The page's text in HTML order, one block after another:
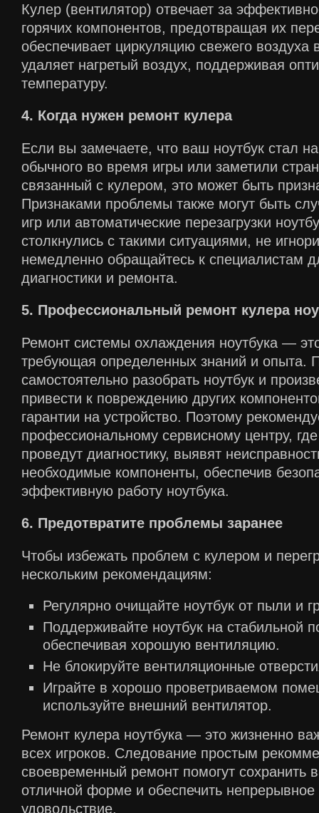
Кулер (вентилятор) отвечает за
горячих компонентов, предотвращая их
обеспечивает циркуляцию свежего воздуха
удаляет нагретый воздух, поддерживая
температуру.
4. Когда нужен ремонт кулера
Если вы замечаете, что ваш ноутбук стал
обычного во время игры или заметили
связанный с кулером, это может быть
Признаками проблемы также могут быть
игр или автоматические перезагрузки
столкнулись с такими ситуациями, не
немедленно обращайтесь к специалистам
диагностики и ремонта.
5. Профессиональный ремонт кулера
Ремонт системы охлаждения ноутбука —
требующая определенных знаний и опыта.
самостоятельно разобрать ноутбук и
привести к повреждению других
гарантии на устройство. Поэтому
профессиональному сервисному центру,
проведут диагностику, выявят
необходимые компоненты, обеспечив
эффективную работу ноутбука.
6. Предотвратите проблемы заранее
Чтобы избежать проблем с кулером и
нескольким рекомендациям:
Регулярно очищайте ноутбук от пыли и
Поддерживайте ноутбук на стабильной
обеспечивая хорошую вентиляцию.
Не блокируйте вентиляционные
Играйте в хорошо проветриваемом
используйте внешний вентилятор.
Ремонт кулера ноутбука — это жизненно
всех игроков. Следование простым
своевременный ремонт помогут сохранить
отличной форме и обеспечить непрерывное
удовольствие.